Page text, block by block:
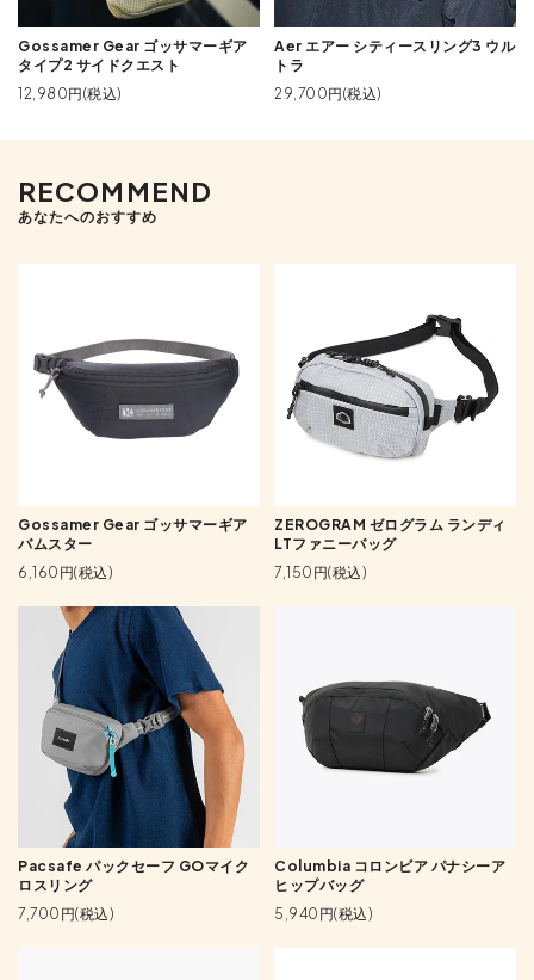
Gossamer Gear ゴッサマーギア
タイプ2 サイドクエスト
12,980円(税込)
Aer エアー シティースリング3 ウル
トラ
29,700円(税込)
RECOMMEND
あなたへのおすすめ
Gossamer Gear ゴッサマーギア
バムスター
6,160円(税込)
ZEROGRAM ゼログラム ランディ
LTファニーバッグ
7,150円(税込)
Pacsafe パックセーフ GOマイク
ロスリング
7,700円(税込)
Columbia コロンビア パナシーア
ヒップバッグ
5,940円(税込)